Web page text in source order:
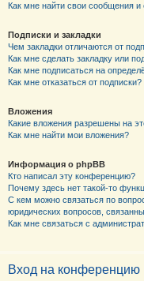
Как мне найти свои сообщения
Подписки и закладки
Чем закладки отличаются от
Как мне сделать закладку или
Как мне подписаться на
Как мне отказаться от подписки?
Вложения
Какие вложения разрешены на
Как мне найти мои вложения?
Информация о phpBB
Кто написал эту конференцию?
Почему здесь нет такой-то
С кем можно связаться по
юридических вопросов,
Как мне связаться с
Вход на конференцию